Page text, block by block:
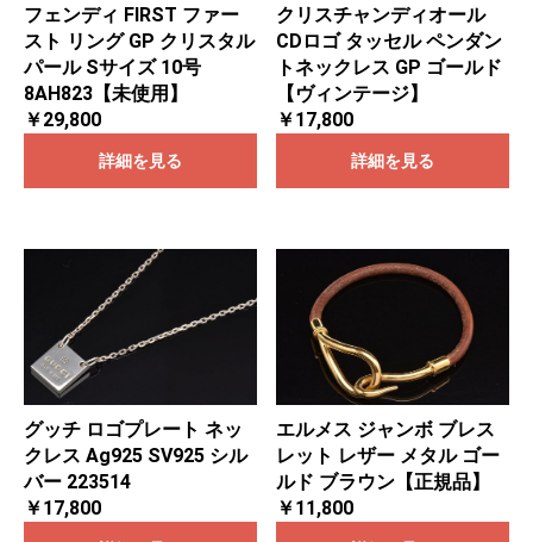
フェンディ FIRST ファー
スト リング GP クリスタル
パール Sサイズ 10号
8AH823【未使用】
￥29,800
詳細を見る
クリスチャンディオール
CDロゴ タッセル ペンダン
トネックレス GP ゴールド
【ヴィンテージ】
￥17,800
詳細を見る
グッチ ロゴプレート ネッ
クレス Ag925 SV925 シル
バー 223514
￥17,800
エルメス ジャンボ ブレス
レット レザー メタル ゴー
ルド ブラウン【正規品】
￥11,800